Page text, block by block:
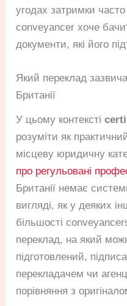
угодах затримки
conveyancer хоче
документи, які його
Який переклад
Британії
У цьому контексті
розуміти як
місцеву юридичну
про регульовані
Британії немає
вигляді, як у деяких
більшості
переклад, на який
підготовлений,
перекладачем чи
порівняння з